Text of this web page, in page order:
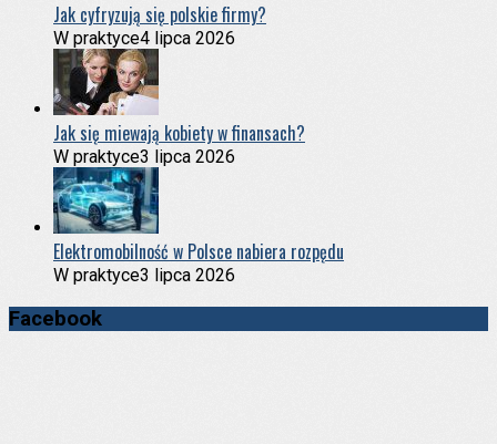
Jak cyfryzują się polskie firmy?
W praktyce4 lipca 2026
Jak się miewają kobiety w finansach?
W praktyce3 lipca 2026
Elektromobilność w Polsce nabiera rozpędu
W praktyce3 lipca 2026
Facebook